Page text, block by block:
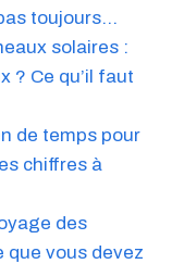
toujours…
solaires :
? Ce qu’il faut
de temps pour
chiffres à
des
que vous devez